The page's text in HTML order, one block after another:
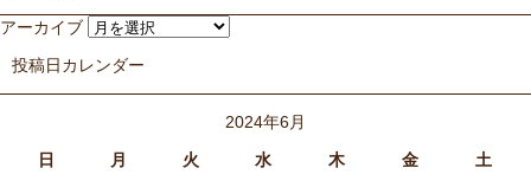
アーカイブ
投稿日カレンダー
2024年6月
日
月 火 水 木 金 土